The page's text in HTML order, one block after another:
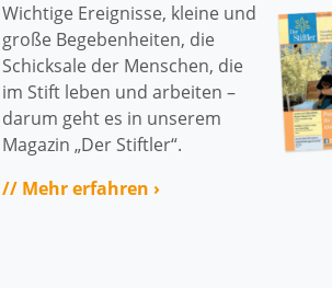
Wichtige Ereignisse, kleine und
große Begebenheiten, die
Schicksale der Menschen, die
im Stift leben und arbeiten –
darum geht es in unserem
Magazin „Der Stiftler“.
// Mehr erfahren ›